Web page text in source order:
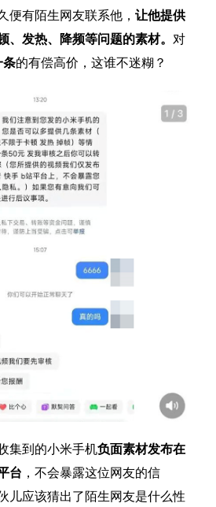
便有陌生网友联系他， 让他提供
、发热、降频等问题的素材。 对
条的有偿高价，这谁不迷糊？
集到的小米手机负面素材发布在
台 ，不会暴露这位网友的信
应该猜出了陌生网友是什么性